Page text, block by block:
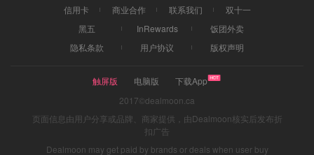
信用卡 商业合作 联系我们
双十一
黑五
InRewards
饭团外卖
隐私条款
用户协议 版权声明
触屏版 电脑版
下载App
2017©dealmoon.ca
页面信息由用户分享或品牌、商家提供，由Dealmoon核实后发布折
扣广告
Dealmoon may get paid by brands or deals when user buy